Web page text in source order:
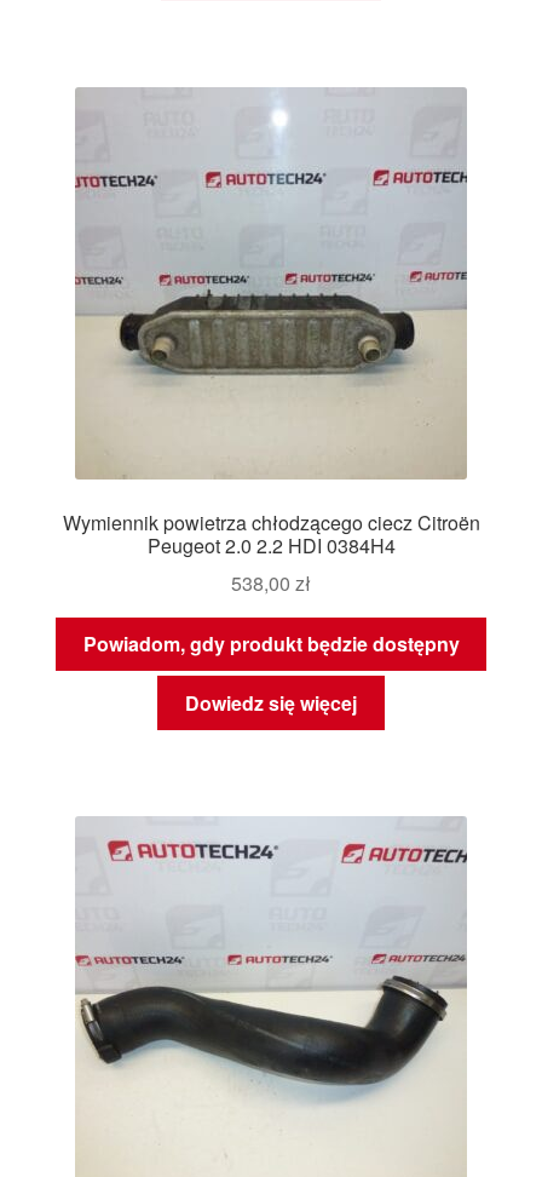
Wymiennik powietrza chłodzącego ciecz Citroën
Peugeot 2.0 2.2 HDI 0384H4
538,00 zł
Powiadom, gdy produkt będzie dostępny
Dowiedz się więcej